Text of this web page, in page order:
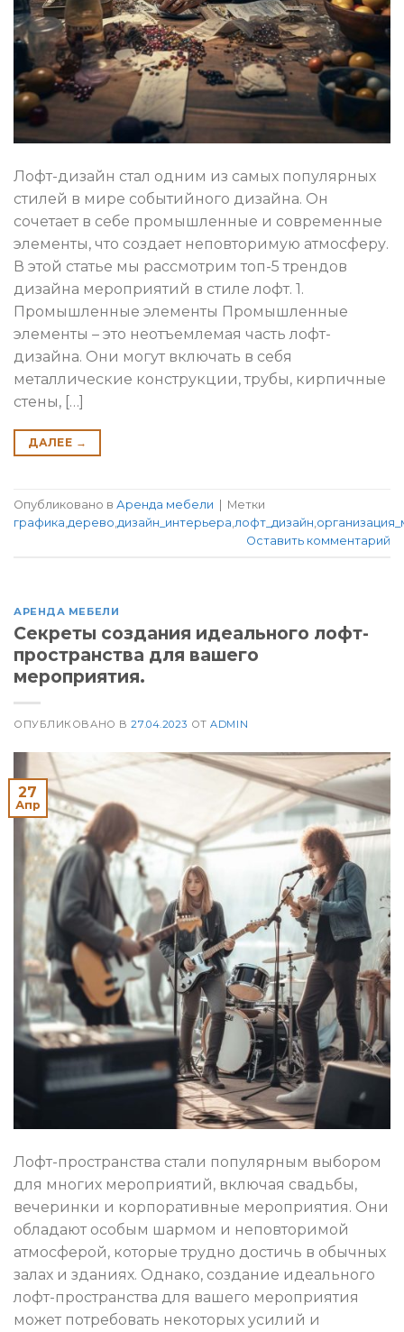
Лофт-дизайн стал одним из самых популярных
стилей в мире событийного дизайна. Он
сочетает в себе промышленные и современные
элементы, что создает неповторимую атмосферу.
В этой статье мы рассмотрим топ-5 трендов
дизайна мероприятий в стиле лофт. 1.
Промышленные элементы Промышленные
элементы – это неотъемлемая часть лофт-
дизайна. Они могут включать в себя
металлические конструкции, трубы, кирпичные
стены, […]
ДАЛЕЕ →
Опубликовано в Аренда мебели | Метки
графика дерево дизайн_интерьера лофт_дизайн
Оставить комментарий
АРЕНДА МЕБЕЛИ
Секреты создания идеального лофт-
пространства для вашего
мероприятия.
ОПУБЛИКОВАНО В27.04.2023 ОТADMIN
27
Апр
Лофт-пространства стали популярным выбором
для многих мероприятий, включая свадьбы,
вечеринки и корпоративные мероприятия. Они
обладают особым шармом и неповторимой
атмосферой, которые трудно достичь в обычных
залах и зданиях. Однако, создание идеального
лофт-пространства для вашего мероприятия
может потребовать некоторых усилий и